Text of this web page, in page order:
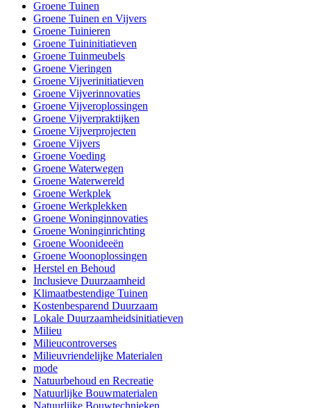
Groene Tuinen
Groene Tuinen en Vijvers
Groene Tuinieren
Groene Tuininitiatieven
Groene Tuinmeubels
Groene Vieringen
Groene Vijverinitiatieven
Groene Vijverinnovaties
Groene Vijveroplossingen
Groene Vijverpraktijken
Groene Vijverprojecten
Groene Vijvers
Groene Voeding
Groene Waterwegen
Groene Waterwereld
Groene Werkplek
Groene Werkplekken
Groene Woninginnovaties
Groene Woninginrichting
Groene Woonideeën
Groene Woonoplossingen
Herstel en Behoud
Inclusieve Duurzaamheid
Klimaatbestendige Tuinen
Kostenbesparend Duurzaam
Lokale Duurzaamheidsinitiatieven
Milieu
Milieucontroverses
Milieuvriendelijke Materialen
mode
Natuurbehoud en Recreatie
Natuurlijke Bouwmaterialen